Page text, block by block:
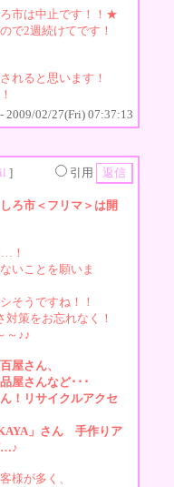
市は中止です！！★
で2週続けてです！
れると思います！
2009/02/27(Fri) 07:37:13
] 引用
市＜フリマ＞は開
！
いことを願いま
そうですね！！
策をお忘れなく！
～♪♪
屋さん、
屋さんなど･･･
！リサイクルアクセ
」さん 手作りア
…♪
様が多く、